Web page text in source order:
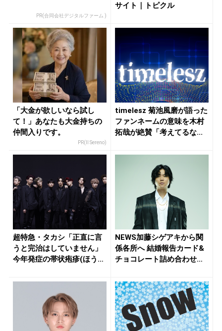
PR(合同会社デジタルファーム )
サイト｜トピクル
「大金が欲しいなら試し
て！」あなたも大金持ちの
仲間入りです。
PR(Il Sereno)
timelesz 菊池風磨が語った
ファンネームの意味を木村
拓哉が絶賛「考えてるな...
超特急・タカシ「正直に言
うと完治はしていません」
今年発症の帯状疱疹(ほうし
NEWS加藤シゲアキから関
係各所へ 結婚報告カード&
チョコレート詰め合わせ、